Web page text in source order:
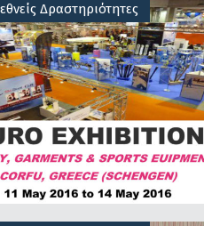
Δραστηριότητες